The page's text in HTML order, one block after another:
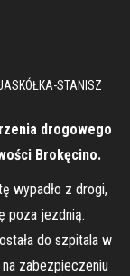
STANISZ
drogowego
Brokęcino.
wypadło z drogi,
poza jezdnią.
do szpitala w
na zabezpieczeniu